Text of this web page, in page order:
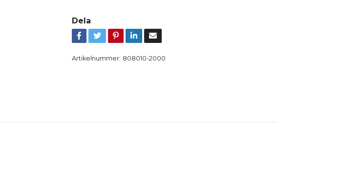
Dela
Artikelnummer: 808010-2000